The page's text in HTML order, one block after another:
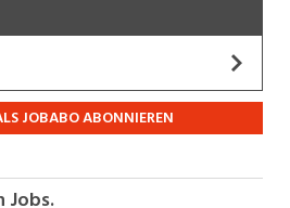
wir Ihnen ein einfaches,
schnelles,
Wir sind an sieben
JOBABO ABONNIEREN
Jobs.